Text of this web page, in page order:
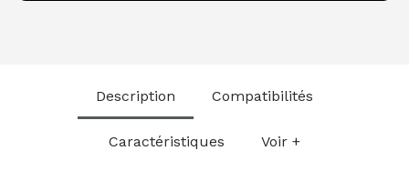
Description Compatibilités
Caractéristiques Voir +